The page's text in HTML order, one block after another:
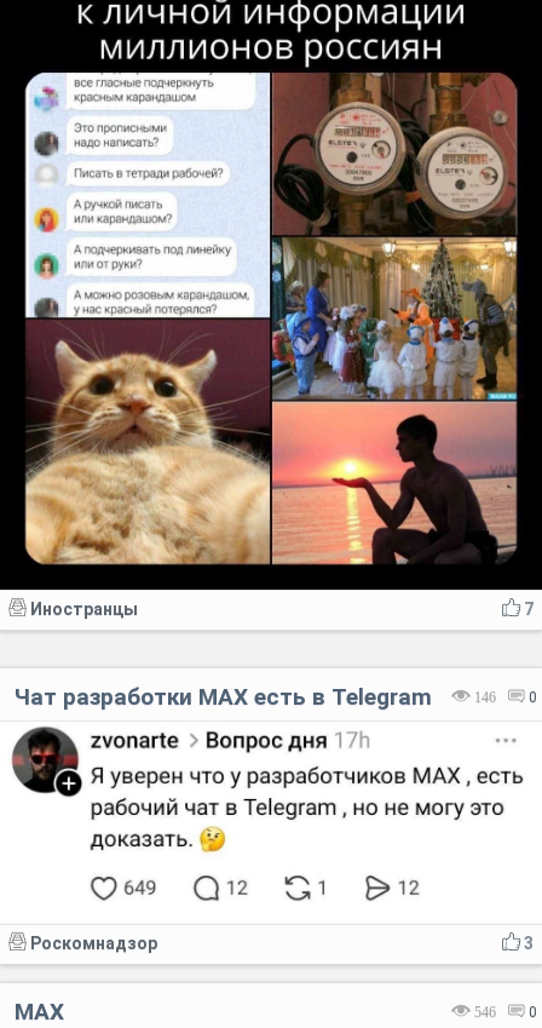
7
Иностранцы
146 0
Чат разработки MAX есть в Telegram
3
Роскомнадзор
546 0
MAX